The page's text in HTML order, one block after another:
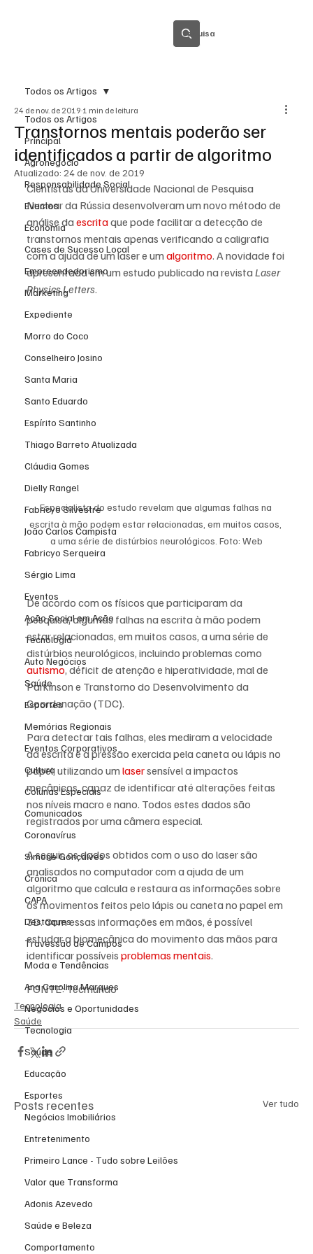
Pesquisa
Todos os Artigos
Principal
Agronegócio
Responsabilidade Social
Eventos
Economia
Cases de Sucesso Local
Empreendedorismo
Marketing
Expediente
Morro do Coco
Conselheiro Josino
Santa Maria
Santo Eduardo
Espírito Santinho
Thiago Barreto Atualizada
Cláudia Gomes
Dielly Rangel
Fabricyo Silvestre
João Carlos Campista
Fabricyo Serqueira
Sérgio Lima
Eventos
Ação Social em Ação
Tecnologia
Auto Negócios
Saúde
Esportes
Memórias Regionais
Eventos Corporativos
Cultura
Colunas Especiais
Comunicados
Coronavírus
Simone Gonçalves
Crônica
CAPA
Destaques
Travessão de Campos
Moda e Tendências
Ana Carolina Marques
Negócios e Oportunidades
Tecnologia
Saúde
Educação
Esportes
Negócios Imobiliários
Entretenimento
Primeiro Lance - Tudo sobre Leilões
Valor que Transforma
Adonis Azevedo
Saúde e Beleza
Comportamento
Todos os Artigos
Transtornos mentais poderão ser
identificados a partir de algoritmo
24 de nov. de 2019 1 min de leitura
Atualizado: 24 de nov. de 2019
Cientistas da Universidade Nacional de Pesquisa
Nuclear da Rússia desenvolveram um novo método de
análise da escrita que pode facilitar a detecção de
transtornos mentais apenas verificando a caligrafia
com a ajuda de um laser e um algoritmo. A novidade foi
apresentada em um estudo publicado na revista Laser
Physics Letters.
Especialista do estudo revelam que algumas falhas na
escrita à mão podem estar relacionadas, em muitos casos,
a uma série de distúrbios neurológicos. Foto: Web
De acordo com os físicos que participaram da
pesquisa, algumas falhas na escrita à mão podem
estar relacionadas, em muitos casos, a uma série de
distúrbios neurológicos, incluindo problemas como
autismo, déficit de atenção e hiperatividade, mal de
Parkinson e Transtorno do Desenvolvimento da
Coordenação (TDC).
Para detectar tais falhas, eles mediram a velocidade
da escrita e a pressão exercida pela caneta ou lápis no
papel, utilizando um laser sensível a impactos
mecânicos, capaz de identificar até alterações feitas
nos níveis macro e nano. Todos estes dados são
registrados por uma câmera especial.
A seguir, os dados obtidos com o uso do laser são
analisados no computador com a ajuda de um
algoritmo que calcula e restaura as informações sobre
os movimentos feitos pelo lápis ou caneta no papel em
3D. Com essas informações em mãos, é possível
estudar a biomecânica do movimento das mãos para
identificar possíveis problemas mentais.
FONTE: Tecmundo
Tecnologia
Saúde
Posts recentes Ver tudo